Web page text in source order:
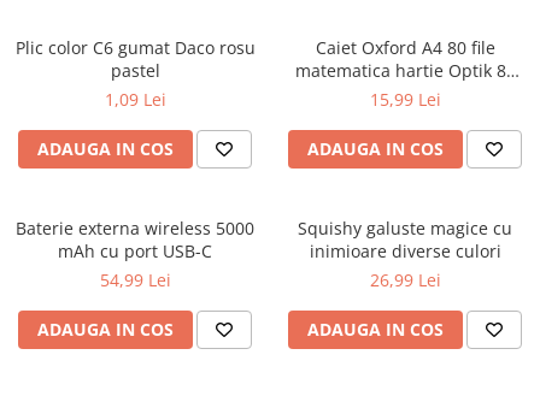
Rucsacuri școlare și casual
Ghiozdane pentru grădinită
Penare
Penare neechipate
Penare tip etui
Acuarele și pensule școlare
Acuarele școlare și Tempera
Pensule școlare
Plic color C6 gumat Daco rosu
pastel
1,09 Lei
ADAUGA IN COS
Caiet Oxford A4 80 file
matematica hartie Optik 80
g/mp motiv Teenager
15,99 Lei
ADAUGA IN COS
Baterie externa wireless 5000
mAh cu port USB-C
54,99 Lei
ADAUGA IN COS
Squishy galuste magice cu
inimioare diverse culori
26,99 Lei
ADAUGA IN COS